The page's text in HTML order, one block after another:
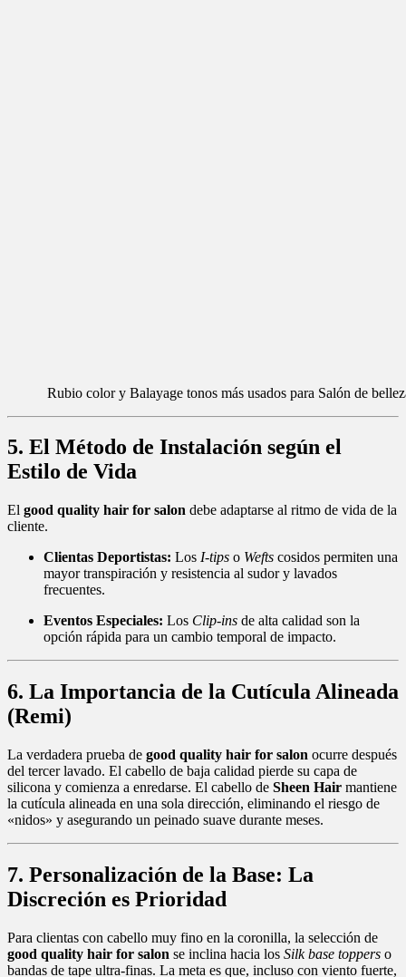
Rubio color y Balayage tonos más usados para Salón de
5. El Método de Instalación según el
Estilo de Vida
El good quality hair for salon debe adaptarse al ritmo de vida de la
cliente.
Clientas Deportistas: Los I-tips o Wefts cosidos permiten una
mayor transpiración y resistencia al sudor y lavados
frecuentes.
Eventos Especiales: Los Clip-ins de alta calidad son la
opción rápida para un cambio temporal de impacto.
6. La Importancia de la Cutícula Alineada
(Remi)
La verdadera prueba de good quality hair for salon ocurre después
del tercer lavado. El cabello de baja calidad pierde su capa de
silicona y comienza a enredarse. El cabello de Sheen Hair mantiene
la cutícula alineada en una sola dirección, eliminando el riesgo de
«nidos» y asegurando un peinado suave durante meses.
7. Personalización de la Base: La
Discreción es Prioridad
Para clientas con cabello muy fino en la coronilla, la selección de
good quality hair for salon se inclina hacia los Silk base toppers o
bandas de tape ultra-finas. La meta es que, incluso con viento fuerte,